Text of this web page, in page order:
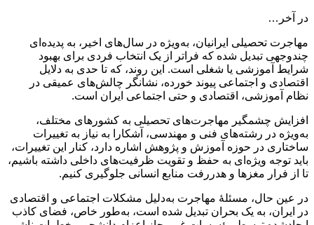
در آخر…
مهاجرت تحصیلی ایرانیان، به‌ویژه در سال‌های اخیر، به پدیده‌ای
چندوجهی تبدیل شده که فراتر از یک انتخاب فردی برای بهبود
شرایط آموزشی یا شغلی است. این روند، که تا حدی به دلایل
اقتصادی و اجتماعی پیوند خورده، نشانگر چالش‌های عمیقی در
نظام آموزشی، اقتصادی و حتی اجتماعی ایران است.
افزایش چشمگیر مهاجرت‌های تحصیلی به کشورهای مختلف،
به‌ویژه در رشته‌های فنی و مهندسی، آشکارا به نیاز به تغییرات
ساختاری در حوزه آموزش و پژوهش اشاره دارد، کنار این تغییرات،
باید توجه ویژه‌ای به حفظ و تقویت ظرفیت‌های داخلی داشته باشیم،
تا از فرار مغزها و هدررفت منابع انسانی جلوگیری کنیم.
در عین حال، مسئلهٔ مهاجرت به‌دلیل مشکلات اجتماعی و اقتصادی
در ایران، به یک بحران تبدیل شده است، به‌طور خاص، فضای کاذب